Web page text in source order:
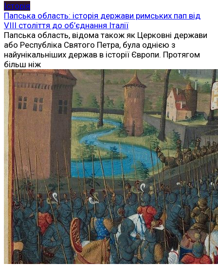
Історія
Папська область: історія держави римських пап від
VIII століття до об’єднання Італії
Папська область, відома також як Церковні держави
або Республіка Святого Петра, була однією з
найунікальніших держав в історії Європи. Протягом
більш ніж